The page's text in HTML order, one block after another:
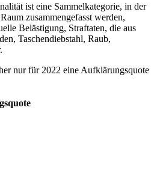
ist eine Sammelkategorie, in der
zusammengefasst werden,
Belästigung, Straftaten, die aus
Taschendiebstahl, Raub,
nur für 2022 eine Aufklärungsquote